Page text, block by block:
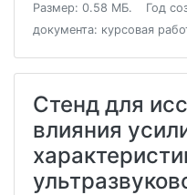
Размер: 0.58 МБ. Год
документа: курсовая
Стенд для
влияния